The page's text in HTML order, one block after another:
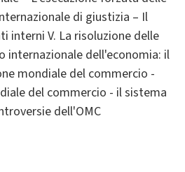
di giustizia – Il
interni V. La risoluzione delle
internazionale dell'economia: il
mondiale del commercio -
del commercio - il sistema
dell'OMC